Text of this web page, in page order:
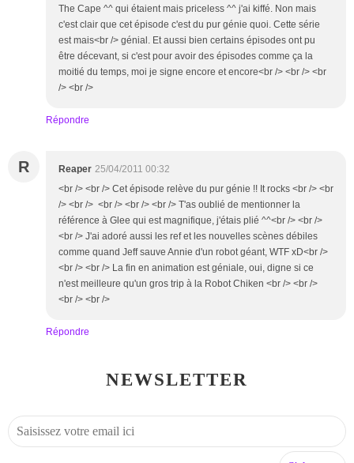
The Cape ^^ qui étaient mais priceless ^^ j'ai kiffé. Non mais
c'est clair que cet épisode c'est du pur génie quoi. Cette série
est mais<br /> génial. Et aussi bien certains épisodes ont pu
être décevant, si c'est pour avoir des épisodes comme ça la
moitié du temps, moi je signe encore et encore<br /> <br /> <br
/> <br />
Répondre
R Reaper 25/04/2011 00:32
<br /> <br /> Cet épisode relève du pur génie !! It rocks <br /> <br
/> <br /> <br /> <br /> <br /> T'as oublié de mentionner la
référence à Glee qui est magnifique, j'étais plié ^^<br /> <br />
<br /> J'ai adoré aussi les ref et les nouvelles scènes débiles
comme quand Jeff sauve Annie d'un robot géant, WTF xD<br />
<br /> <br /> La fin en animation est géniale, oui, digne si ce
n'est meilleure qu'un gros trip à la Robot Chiken <br /> <br />
<br /> <br />
Répondre
NEWSLETTER